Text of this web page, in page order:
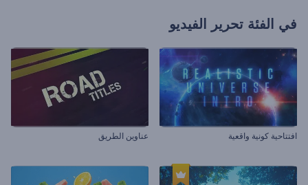
في الفئة تحرير الفيديو
افتتاحية كونية واقعية عناوين الطريق